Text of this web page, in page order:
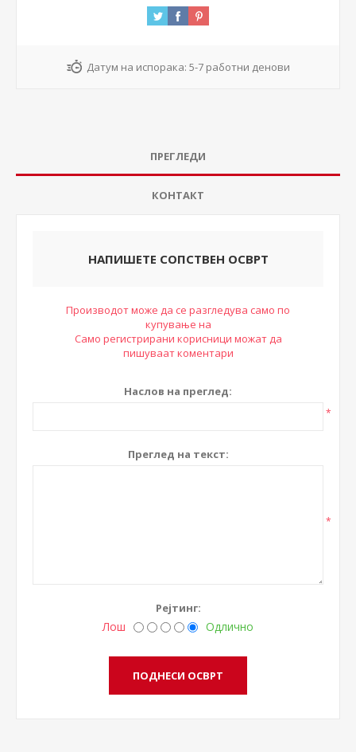
Датум на испорака: 5-7 работни денови
ПРЕГЛЕДИ
КОНТАКТ
НАПИШЕТЕ СОПСТВЕН ОСВРТ
Производот може да се разгледува само по
купување на
Само регистрирани корисници можат да
пишуваат коментари
Наслов на преглед:
*
Преглед на текст:
*
Рејтинг:
Лош Одлично